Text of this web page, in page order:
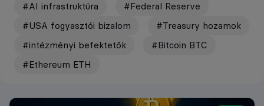
#AI infrastruktúra
#Federal Reserve
#USA fogyasztói bizalom
#Treasury hozamok
#intézményi befektetők
#Bitcoin BTC
#Ethereum ETH